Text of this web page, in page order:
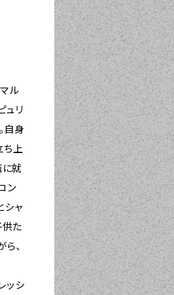
ル
ュリ
自身
ち上
に就
ン
シャ
供た
、
ッシ